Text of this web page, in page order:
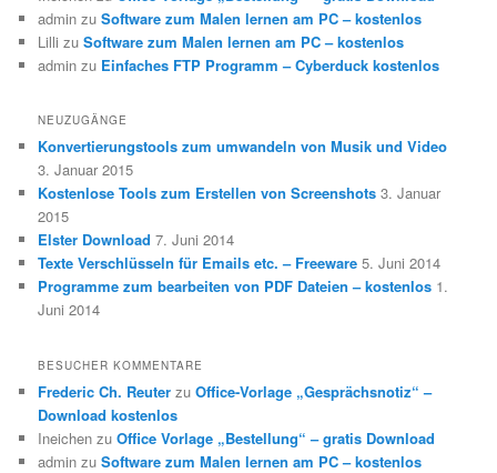
admin zuSoftware zum Malen lernen am PC – kostenlos
Lilli zuSoftware zum Malen lernen am PC – kostenlos
admin zu Einfaches FTP Programm – Cyberduck kostenlos
NEUZUGÄNGE
Konvertierungstools zum umwandeln von Musik und Video
3. Januar 2015
Kostenlose Tools zum Erstellen von Screenshots 3. Januar
2015
Elster Download 7. Juni 2014
Texte Verschlüsseln für Emails etc. – Freeware 5. Juni 2014
Programme zum bearbeiten von PDF Dateien – kostenlos 1.
Juni 2014
BESUCHER KOMMENTARE
Frederic Ch. Reuter zuOffice-Vorlage „Gesprächsnotiz“ –
Download kostenlos
Ineichen zuOffice Vorlage „Bestellung“ – gratis Download
admin zuSoftware zum Malen lernen am PC – kostenlos